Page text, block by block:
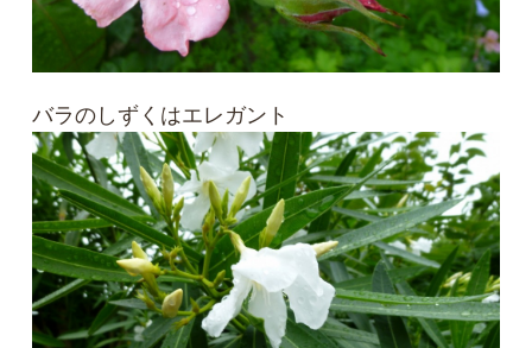
バラのしずくはエレガント